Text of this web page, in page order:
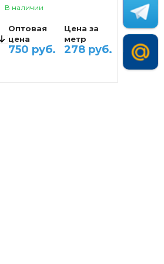
В наличии
до 10 1 650 руб.
Оптовая
цена
750 руб.
Цена за
метр
278 руб.